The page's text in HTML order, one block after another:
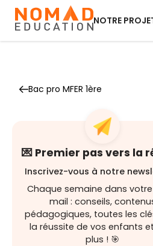
NOTRE
Bac pro MFER 1ère
💌 Premier pas vers la
Inscrivez-vous à notre
Chaque semaine dans
mail : conseils,
pédagogiques, toutes les
la réussite de vos enfants
plus ! 🎯